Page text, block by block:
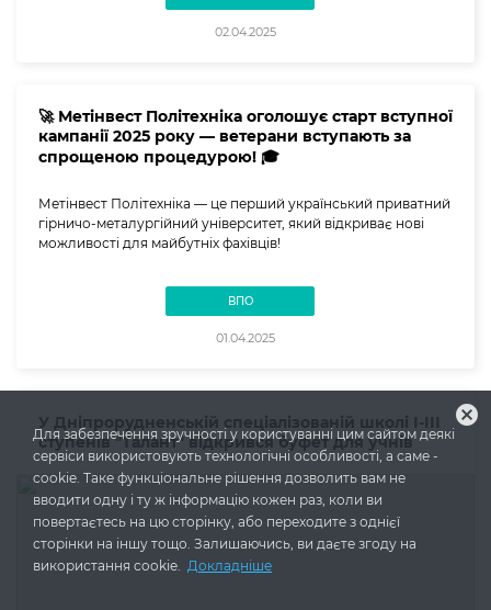
02.04.2025
🚀 Метінвест Політехніка оголошує старт вступної
кампанії 2025 року — ветерани вступають за
спрощеною процедурою! 🎓
Метінвест Політехніка — це перший український приватний
гірничо-металургійний університет, який відкриває нові
можливості для майбутніх фахівців!
ВПО
01.04.2025
У Дніпрорудненській спеціалізованій школі І-ІІІ
ступенів "Талант" відкрився буфет для учнів
Для забезпечення зручності у користуванні цим сайтом деякі
сервіси використовують технологічні особливості, а саме -
cookie. Таке функціональне рішення дозволить вам не
вводити одну і ту ж інформацію кожен раз, коли ви
повертаєтесь на цю сторінку, або переходите з однієї
сторінки на іншу тощо. Залишаючись, ви даєте згоду на
використання cookie. Докладніше
cancel